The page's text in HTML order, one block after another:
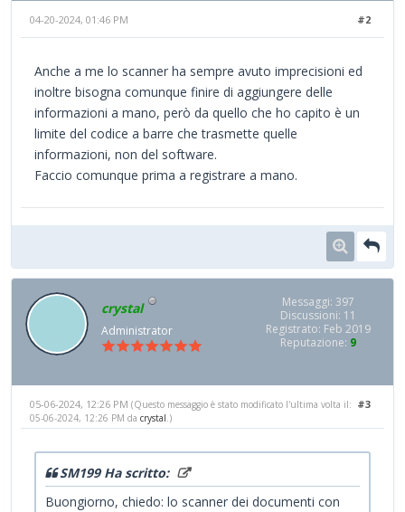
#2
04-20-2024, 01:46 PM
Anche a me lo scanner ha sempre avuto imprecisioni ed
inoltre bisogna comunque finire di aggiungere delle
informazioni a mano, però da quello che ho capito è un
limite del codice a barre che trasmette quelle
informazioni, non del software.
Faccio comunque prima a registrare a mano.
crystal
Administrator
Messaggi: 397
Discussioni: 11
Registrato: Feb 2019
Reputazione: 9
#3
05-06-2024, 12:26 PM (Questo messaggio è stato modificato l'ultima volta il:
05-06-2024, 12:26 PM da crystal.)
SM199 Ha scritto:
Buongiorno, chiedo: lo scanner dei documenti con